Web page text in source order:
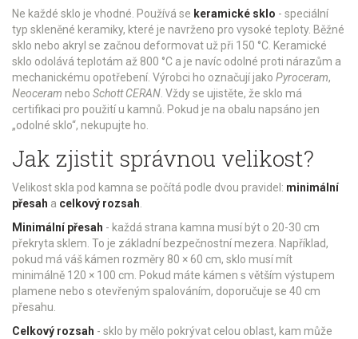
Ne každé sklo je vhodné. Používá se keramické sklo - speciální
typ skleněné keramiky, které je navrženo pro vysoké teploty. Běžné
sklo nebo akryl se začnou deformovat už při 150 °C. Keramické
sklo odolává teplotám až 800 °C a je navíc odolné proti nárazům a
mechanickému opotřebení. Výrobci ho označují jako Pyroceram,
Neoceram nebo Schott CERAN . Vždy se ujistěte, že sklo má
certifikaci pro použití u kamnů. Pokud je na obalu napsáno jen
„odolné sklo“, nekupujte ho.
Jak zjistit správnou velikost?
Velikost skla pod kamna se počítá podle dvou pravidel: minimální
přesah a celkový rozsah
Minimální přesah - každá strana kamna musí být o 20-30 cm
překryta sklem. To je základní bezpečnostní mezera. Například,
pokud má váš kámen rozměry 80 × 60 cm, sklo musí mít
minimálně 120 × 100 cm. Pokud máte kámen s větším výstupem
plamene nebo s otevřeným spalováním, doporučuje se 40 cm
přesahu.
Celkový rozsah - sklo by mělo pokrývat celou oblast, kam může